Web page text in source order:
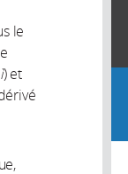
le
ì) et